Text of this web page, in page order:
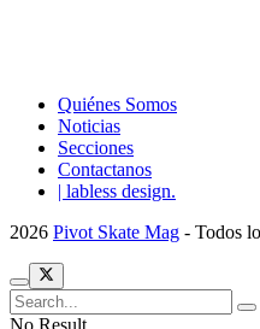
Quiénes Somos
Noticias
Secciones
Contactanos
| labless design.
2026 Pivot Skate Mag - Todos
No Result